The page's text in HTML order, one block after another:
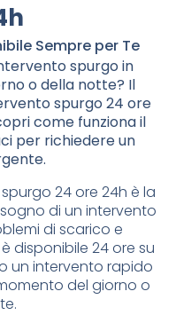
Sempre per Te
spurgo in
o della notte? Il
spurgo 24 ore
come funziona il
per richiedere un
24 ore 24h è la
di un intervento
di scarico e
disponibile 24 ore su
un intervento rapido
del giorno o